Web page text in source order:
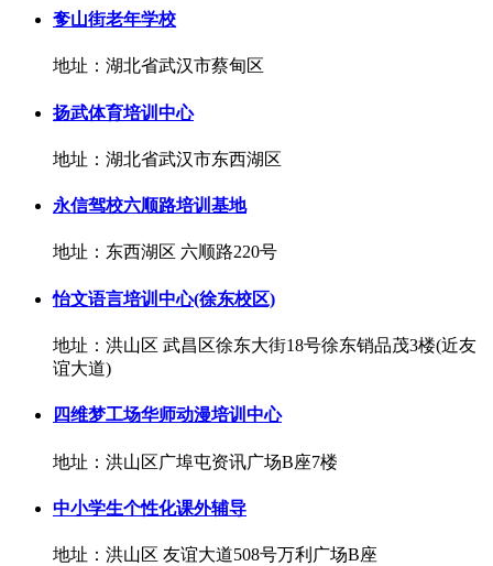
奓山街老年学校
地址：湖北省武汉市蔡甸区
扬武体育培训中心
地址：湖北省武汉市东西湖区
永信驾校六顺路培训基地
地址：东西湖区 六顺路220号
怡文语言培训中心(徐东校区)
地址：洪山区 武昌区徐东大街18号徐东销品茂3楼(近友
谊大道)
四维梦工场华师动漫培训中心
地址：洪山区广埠屯资讯广场B座7楼
中小学生个性化课外辅导
地址：洪山区 友谊大道508号万利广场B座